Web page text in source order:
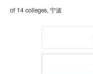
of 14 colleges, 宁波